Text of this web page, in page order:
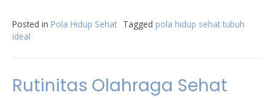
Posted in Pola Hidup Sehat Tagged pola hidup sehat tubuh
ideal
Rutinitas Olahraga Sehat